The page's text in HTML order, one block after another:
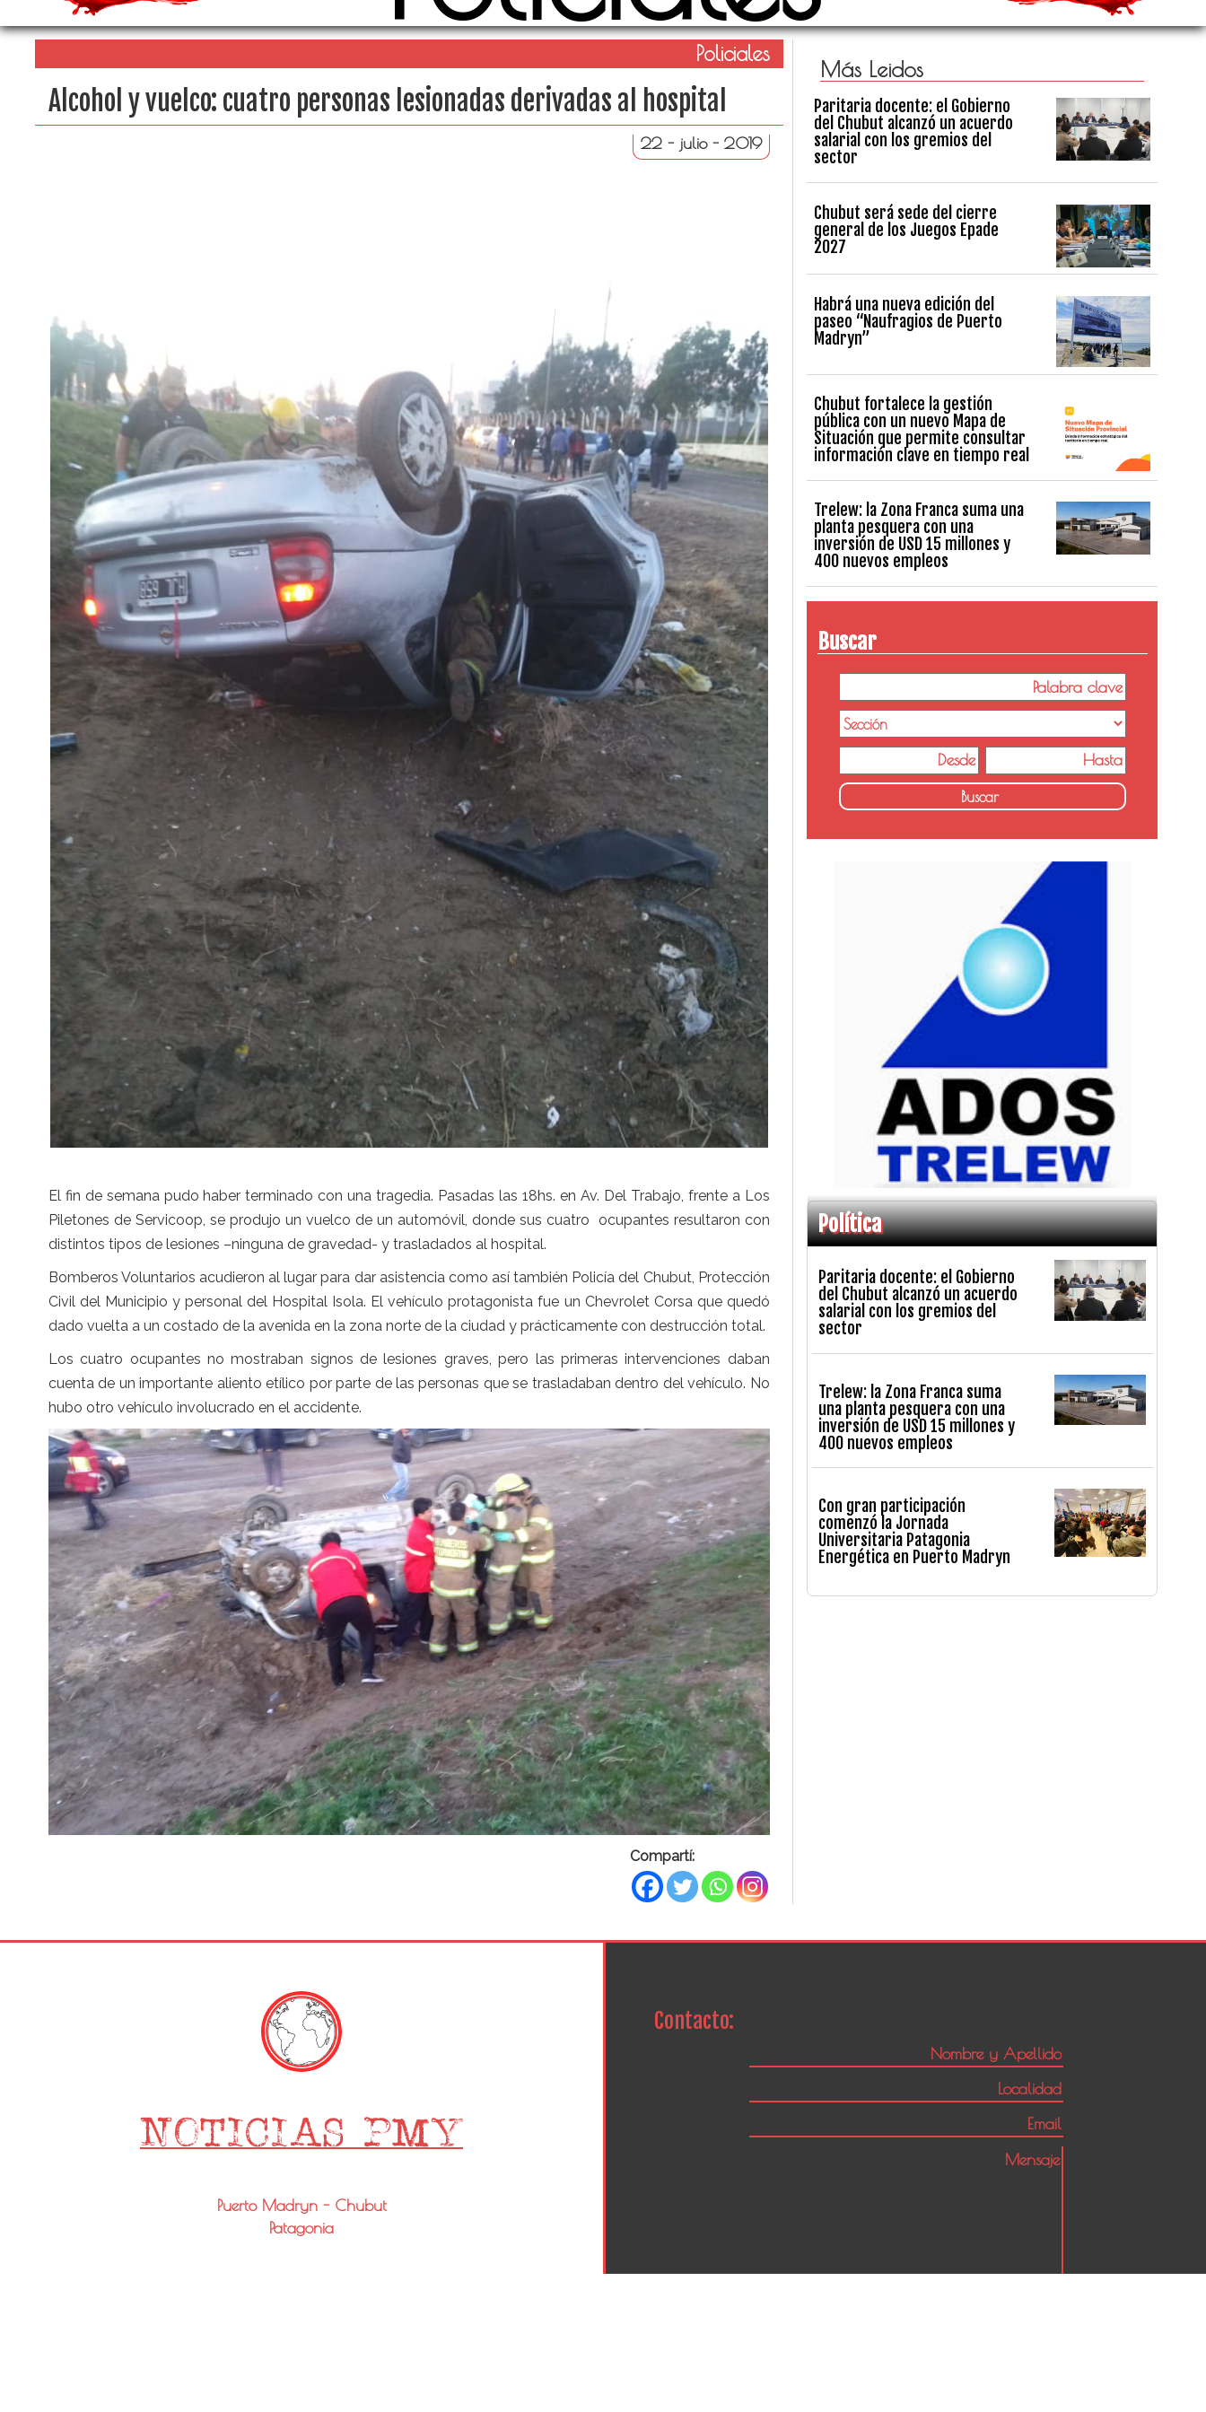
Policiales
Alcohol y vuelco: cuatro personas lesionadas derivadas al hospital
22 - julio - 2019
El fin de semana pudo haber terminado con una tragedia. Pasadas las 18hs. en Av. Del Trabajo, frente a Los
Piletones de Servicoop, se produjo un vuelco de un automóvil, donde sus cuatro ocupantes resultaron con
distintos tipos de lesiones –ninguna de gravedad- y trasladados al hospital.
Bomberos Voluntarios acudieron al lugar para dar asistencia como así también Policía del Chubut, Protección
Civil del Municipio y personal del Hospital Isola. El vehículo protagonista fue un Chevrolet Corsa que quedó
dado vuelta a un costado de la avenida en la zona norte de la ciudad y prácticamente con destrucción total.
Los cuatro ocupantes no mostraban signos de lesiones graves, pero las primeras intervenciones daban
cuenta de un importante aliento etílico por parte de las personas que se trasladaban dentro del vehículo. No
hubo otro vehículo involucrado en el accidente.
Compartí:
Más Leidos
Paritaria docente: el Gobierno
del Chubut alcanzó un acuerdo
salarial con los gremios del
sector
Chubut será sede del cierre
general de los Juegos Epade
2027
Habrá una nueva edición del
paseo “Naufragios de Puerto
Madryn”
Chubut fortalece la gestión
pública con un nuevo Mapa de
Situación que permite consultar
información clave en tiempo real
Trelew: la Zona Franca suma una
planta pesquera con una
inversión de USD 15 millones y
400 nuevos empleos
Buscar
Política
Paritaria docente: el Gobierno
del Chubut alcanzó un acuerdo
salarial con los gremios del
sector
Trelew: la Zona Franca suma
una planta pesquera con una
inversión de USD 15 millones y
400 nuevos empleos
Con gran participación
comenzó la Jornada
Universitaria Patagonia
Energética en Puerto Madryn
Puerto Madryn - Chubut
Patagonia
Contacto: